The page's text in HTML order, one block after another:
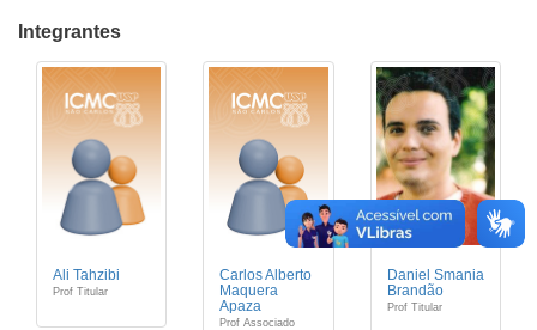
Integrantes
Ali Tahzibi
Prof Titular
Carlos Alberto
Maquera
Apaza
Prof Associado
Daniel Smania
Brandão
Prof Titular